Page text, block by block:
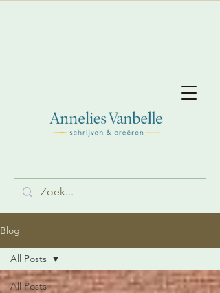
Blog
All Posts
All Posts